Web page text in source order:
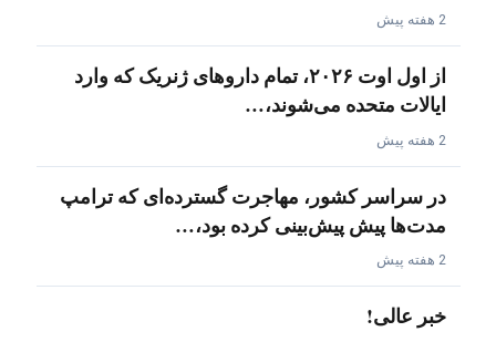
2 هفته پیش
از اول اوت ۲۰۲۶، تمام داروهای ژنریک که وارد
ایالات متحده می‌شوند،…
2 هفته پیش
در سراسر کشور، مهاجرت گسترده‌ای که ترامپ
مدت‌ها پیش پیش‌بینی کرده بود،…
2 هفته پیش
خبر عالی!